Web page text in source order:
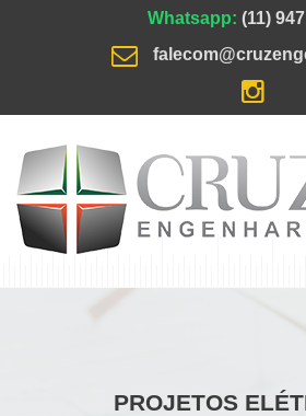
Whatsapp: (11)
PROJETOS